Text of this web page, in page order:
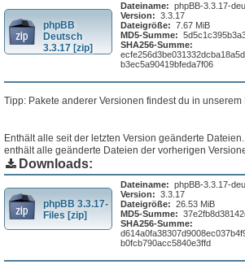
phpBB
Deutsch
3.3.17 [zip]
Dateiname: phpBB-3.3.17-
Version: 3.3.17
Dateigröße: 7.67 MiB
MD5-Summe:
SHA256-Summe:
b3ec5a90419bfeda7f06
Tipp: Pakete anderer Versionen findest du in unserem
Enthält alle seit der letzten Version geänderte
enthält alle geänderte Dateien der vorherigen
Downloads:
phpBB 3.3.17-
Files [zip]
Dateiname: phpBB-3.3.17-
Version: 3.3.17
Dateigröße: 26.53 MiB
MD5-Summe:
SHA256-Summe:
b0fcb790acc5840e3ffd